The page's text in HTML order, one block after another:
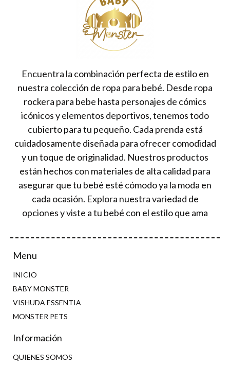
Encuentra la combinación perfecta de estilo en
nuestra colección de ropa para bebé. Desde ropa
rockera para bebe hasta personajes de cómics
icónicos y elementos deportivos, tenemos todo
cubierto para tu pequeño. Cada prenda está
cuidadosamente diseñada para ofrecer comodidad
y un toque de originalidad. Nuestros productos
están hechos con materiales de alta calidad para
asegurar que tu bebé esté cómodo ya la moda en
cada ocasión. Explora nuestra variedad de
opciones y viste a tu bebé con el estilo que ama
Menu
INICIO
BABY MONSTER
VISHUDA ESSENTIA
MONSTER PETS
Información
QUIENES SOMOS